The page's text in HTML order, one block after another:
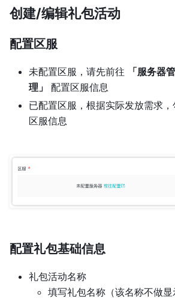
创建/编辑礼包活动
配置区服
未配置区服，请先前往
「服务器管
理」
配置区服信息
已配置区服，根据实际发放需求，
区服信息
配置礼包基础信息
礼包活动名称
填写礼包名称（该名称不做显